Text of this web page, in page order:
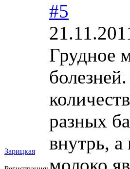
Зарицкая
#5
Грудное
разных
внутрь, а